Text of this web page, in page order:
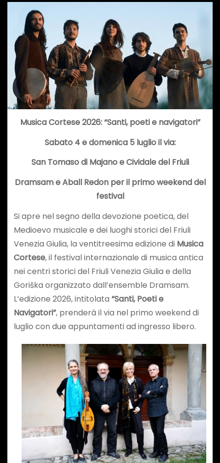
Musica Cortese 2026: “Santi, poeti e navigatori”
Sabato 4 e domenica 5 luglio il via:
San Tomaso di Majano e Cividale del Friuli
Dramsam e Aball Redon per il primo weekend del
festival
Si apre nel segno della devozione poetica, del
Medioevo musicale e dei luoghi storici del Friuli
Venezia Giulia, la ventitreesima edizione di Musica
Cortese, il festival internazionale di musica antica
nei centri storici del Friuli Venezia Giulia e della
Goriška organizzato dall’ensemble Dramsam.
L’edizione 2026, intitolata “Santi, Poeti e
Navigatori”, prenderà il via nel primo weekend di
luglio con due appuntamenti ad ingresso libero.